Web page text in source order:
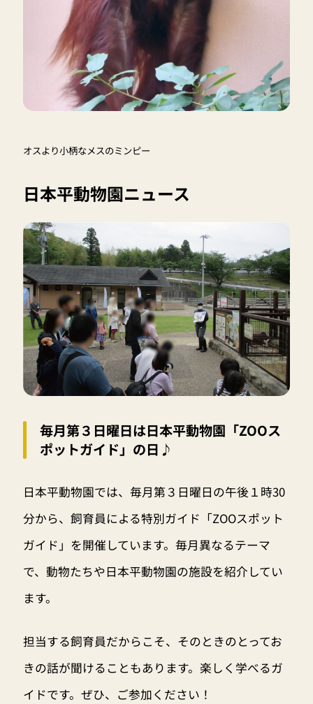
オスより小柄なメスのミンピー
日本平動物園ニュース
毎月第３日曜日は日本平動物園「ZOOス
ポットガイド」の日♪
日本平動物園では、毎月第３日曜日の午後１時30
分から、飼育員による特別ガイド「ZOOスポット
ガイド」を開催しています。毎月異なるテーマ
で、動物たちや日本平動物園の施設を紹介してい
ます。
担当する飼育員だからこそ、そのときのとってお
きの話が聞けることもあります。楽しく学べるガ
イドです。ぜひ、ご参加ください！